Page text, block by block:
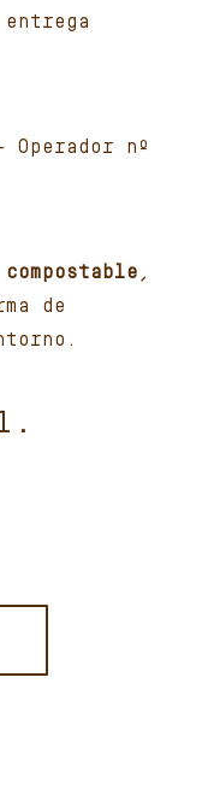
Operador nº
compostable ,
de